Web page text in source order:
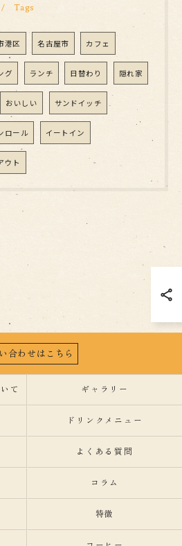
Tags
港区 名古屋市 カフェ
グ ランチ 日替わり 隠れ家
おいしい サンドイッチ
ロール イートイン
ウト
合わせはこちら
て ギャラリー
ドリンクメニュー
よくある質問
コラム
特徴